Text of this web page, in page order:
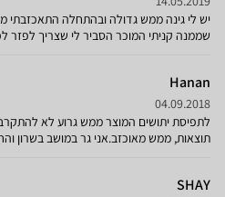
יש לי גינה ממש גדולה ובהתחלה התאכזבתי
שממנה קניתי המוכר הסביר לי שצריך לפזר
מעטים שמסרבים להכנס אבל הופחת בצורה
Hanan
04.09.2018
לתפיסת יתושים המוצר ממש גרוע לא
תוצאות, ממש מאוכזב.אני גר במושב בשרון
SHAY